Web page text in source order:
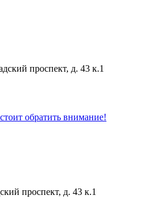
проспект, д. 43 к.1
обратить внимание!
проспект, д. 43 к.1